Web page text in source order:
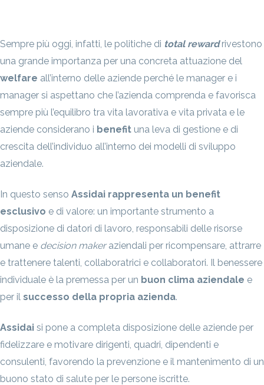
Sempre più oggi, infatti, le politiche di total rewardrivestono
una grande importanza per una concreta attuazione del
welfare all’interno delle aziende perché le manager e i
manager si aspettano che l’azienda comprenda e favorisca
sempre più l’equilibro tra vita lavorativa e vita privata e le
aziende considerano i benefit una leva di gestione e di
crescita dell’individuo all’interno dei modelli di sviluppo
aziendale.
In questo senso Assidai rappresenta un benefit
esclusivo e di valore: un importante strumento a
disposizione di datori di lavoro, responsabili delle risorse
umane e decision makeraziendali per ricompensare, attrarre
e trattenere talenti, collaboratrici e collaboratori. Il benessere
individuale è la premessa per un buon clima aziendale e
per il successo della propria azienda.
Assidai si pone a completa disposizione delle aziende per
fidelizzare e motivare dirigenti, quadri, dipendenti e
consulenti, favorendo la prevenzione e il mantenimento di un
buono stato di salute per le persone iscritte.